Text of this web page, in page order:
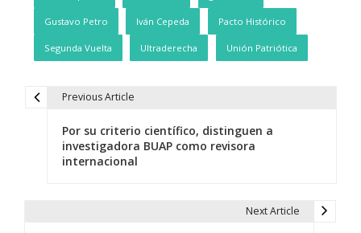
Gustavo Petro Iván Cepeda Pacto Histórico
Segunda Vuelta Ultraderecha Unión Patriótica
Previous Article
Por su criterio científico, distinguen a
investigadora BUAP como revisora
internacional
Next Article